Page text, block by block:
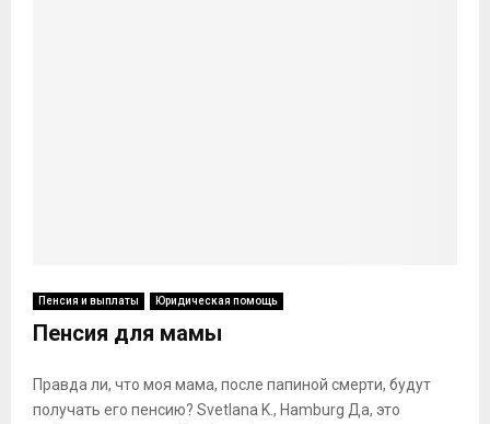
Пенсия и выплаты Юридическая помощь
Пенсия для мамы
Правда ли, что моя мама, после папиной смерти, будут
получать его пенсию? Svetlana K., Hamburg Да, это